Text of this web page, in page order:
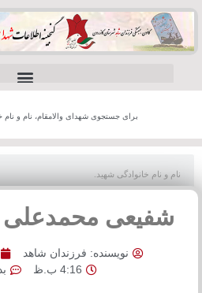
برای جستجوی شهدای والامقام، نام و نام
شفیعی محمدعلی
نویسنده: فرزندان شاهد
4:16 ب.ظ